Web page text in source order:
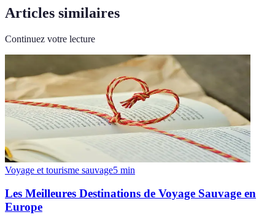
Articles similaires
Continuez votre lecture
Voyage et tourisme sauvage5 min
Les Meilleures Destinations de Voyage Sauvage en
Europe